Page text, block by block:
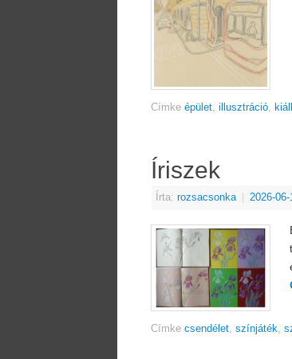
Címke épület, illusztráció,
Íriszek
Írta: rozsacsonka 2026-06-
Címke csendélet, színjáték,